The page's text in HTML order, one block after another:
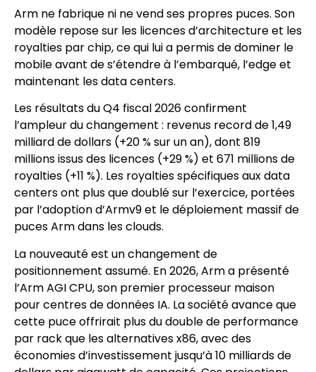
Arm ne fabrique ni ne vend ses propres puces. Son
modèle repose sur les licences d’architecture et les
royalties par chip, ce qui lui a permis de dominer le
mobile avant de s’étendre à l’embarqué, l’edge et
maintenant les data centers.
Les résultats du Q4 fiscal 2026 confirment
l’ampleur du changement : revenus record de 1,49
milliard de dollars (+20 % sur un an), dont 819
millions issus des licences (+29 %) et 671 millions de
royalties (+11 %). Les royalties spécifiques aux data
centers ont plus que doublé sur l’exercice, portées
par l’adoption d’Armv9 et le déploiement massif de
puces Arm dans les clouds.
La nouveauté est un changement de
positionnement assumé. En 2026, Arm a présenté
l’Arm AGI CPU, son premier processeur maison
pour centres de données IA. La société avance que
cette puce offrirait plus du double de performance
par rack que les alternatives x86, avec des
économies d’investissement jusqu’à 10 milliards de